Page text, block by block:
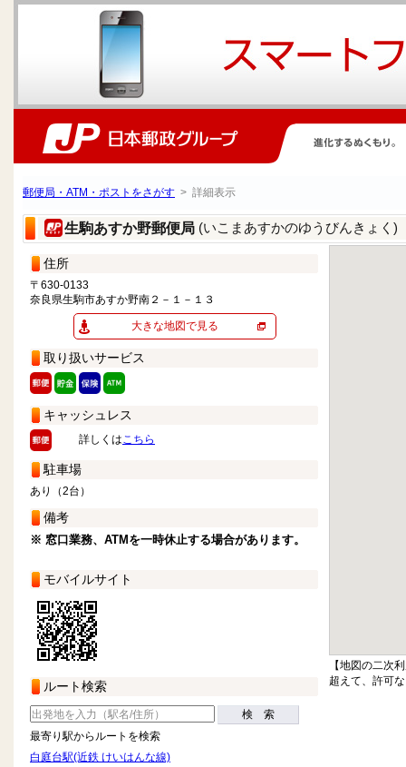
郵便局・ATM・ポストをさがす > 詳細表示
生駒あすか野郵便局 (いこまあすかのゆうびんきょく)
住所
〒630-0133
奈良県生駒市あすか野南２－１－１３
大きな地図で見る
取り扱いサービス
キャッシュレス
詳しくはこちら
駐車場
あり（2台）
備考
※ 窓口業務、ATMを一時休止する場合があります。
モバイルサイト
ルート検索
検 索
最寄り駅からルートを検索
白庭台駅(近鉄 けいはんな線)
【地図の二次
超えて、許可